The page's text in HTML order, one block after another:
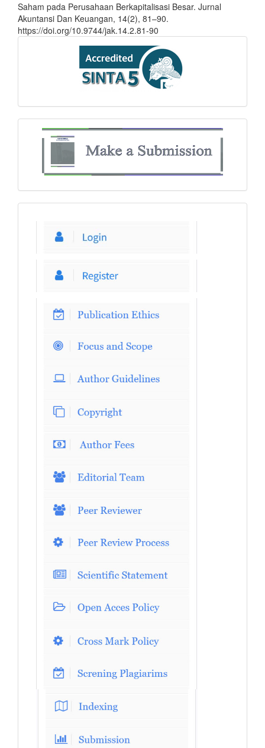
Saham pada Perusahaan Berkapitalisasi Besar. Jurnal
Akuntansi Dan Keuangan, 14(2), 81–90.
https://doi.org/10.9744/jak.14.2.81-90